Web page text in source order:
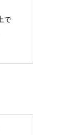
で